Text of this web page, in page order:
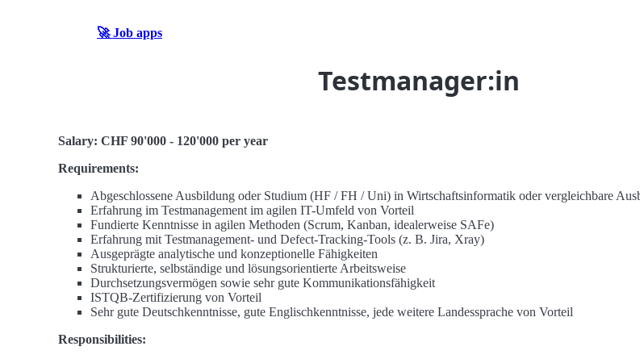
🚀 Job apps
Testmanager:in
Salary: CHF 90'000 - 120'000 per year
Requirements:
Abgeschlossene Ausbildung oder Studium (HF / FH / Uni) in Wirtschaftsinformatik oder vergleichbare
Erfahrung im Testmanagement im agilen IT-Umfeld von Vorteil
Fundierte Kenntnisse in agilen Methoden (Scrum, Kanban, idealerweise SAFe)
Erfahrung mit Testmanagement- und Defect-Tracking-Tools (z. B. Jira, Xray)
Ausgeprägte analytische und konzeptionelle Fähigkeiten
Strukturierte, selbständige und lösungsorientierte Arbeitsweise
Durchsetzungsvermögen sowie sehr gute Kommunikationsfähigkeit
ISTQB-Zertifizierung von Vorteil
Sehr gute Deutschkenntnisse, gute Englischkenntnisse, jede weitere Landessprache von Vorteil
Responsibilities: